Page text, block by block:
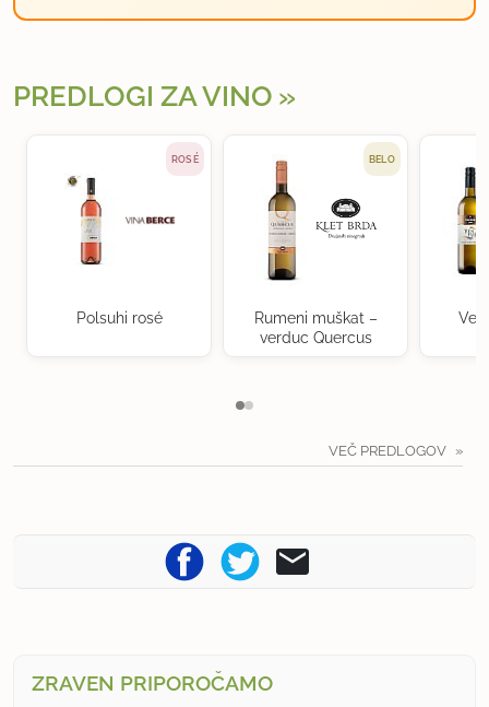
PREDLOGI ZA VINO
ROSÉ
Polsuhi rosé
BELO
Rumeni muškat –
verduc Quercus
VEČ PREDLOGOV
ZRAVEN PRIPOROČAMO